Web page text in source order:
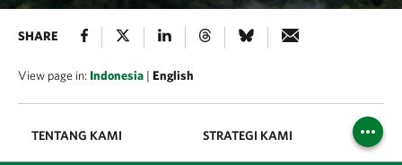
SHARE
View page in: Indonesia | English
TENTANG KAMI STRATEGI KAMI